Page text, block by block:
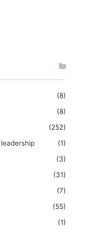
(8)
(8)
(252)
(1)
(3)
(31)
(7)
(55)
(1)